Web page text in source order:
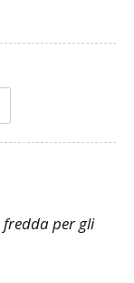
fredda per gli